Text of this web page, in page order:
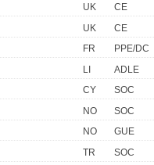
UK
CE
UK
CE
FR
PPE/DC
LI
ADLE
CY
SOC
NO
SOC
NO
GUE
TR
SOC